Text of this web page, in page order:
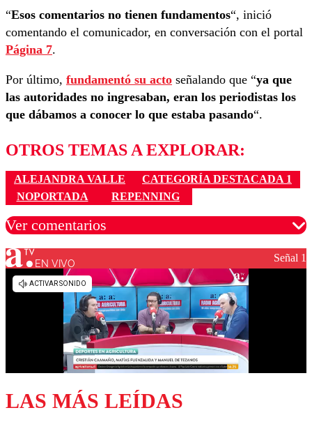
“Esos comentarios no tienen fundamentos“, inició
comentando el comunicador, en conversación con el portal
Página 7.
Por último, fundamentó su acto señalando que “ya que
las autoridades no ingresaban, eran los periodistas los
que dábamos a conocer lo que estaba pasando“.
OTROS TEMAS A EXPLORAR:
ALEJANDRA VALLE
CATEGORÍA DESTACADA 1
NOPORTADA
REPENNING
Ver comentarios
Los comentarios son moderados para garantizar un
diálogo respetuoso.
EN VIVO Señal 1
LAS MÁS LEÍDAS